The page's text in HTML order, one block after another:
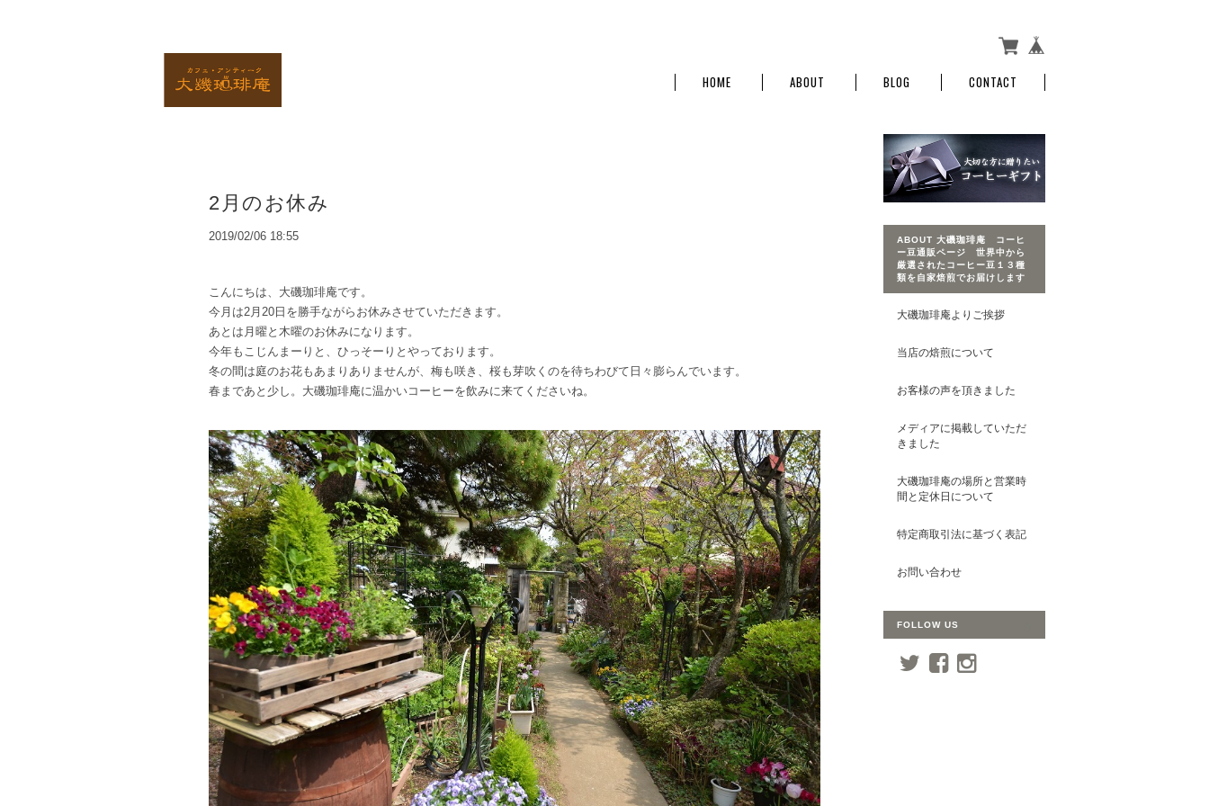
HOME ABOUT BLOG CONTACT
2月のお休み
2019/02/06 18:55
こんにちは、大磯珈琲庵です。
今月は2月20日を勝手ながらお休みさせていただきます。
あとは月曜と木曜のお休みになります。
今年もこじんまーりと、ひっそーりとやっております。
冬の間は庭のお花もあまりありませんが、梅も咲き、桜も芽吹くのを待ちわびて日々膨らんでいます。
春まであと少し。大磯珈琲庵に温かいコーヒーを飲みに来てくださいね。
ABOUT 大磯珈琲庵 コーヒ
ー豆通販ページ 世界中から
厳選されたコーヒー豆１３種
類を自家焙煎でお届けします
大磯珈琲庵よりご挨拶
当店の焙煎について
お客様の声を頂きました
メディアに掲載していただ
きました
大磯珈琲庵の場所と営業時
間と定休日について
特定商取引法に基づく表記
お問い合わせ
FOLLOW US